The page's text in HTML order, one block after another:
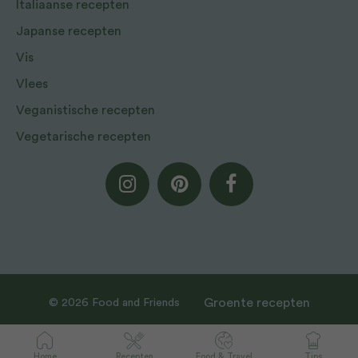
Op voorraad €33,99 BESTEL NU
Italiaanse recepten
Japanse recepten
Vis
Vlees
Veganistische recepten
Vegetarische recepten
© 2026 Food and Friends Groente recepten